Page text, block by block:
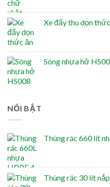
Xe đẩy thu dọn
Sóng nhựa hở
NỔI BẬT
Thùng rác 660 lít
Thùng rác 30 lít